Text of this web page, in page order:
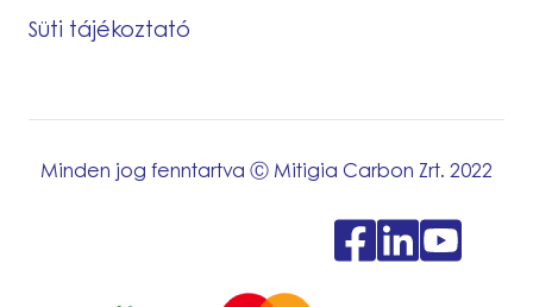
Süti tájékoztató
Minden jog fenntartva Ⓒ Mitigia Carbon Zrt. 2022